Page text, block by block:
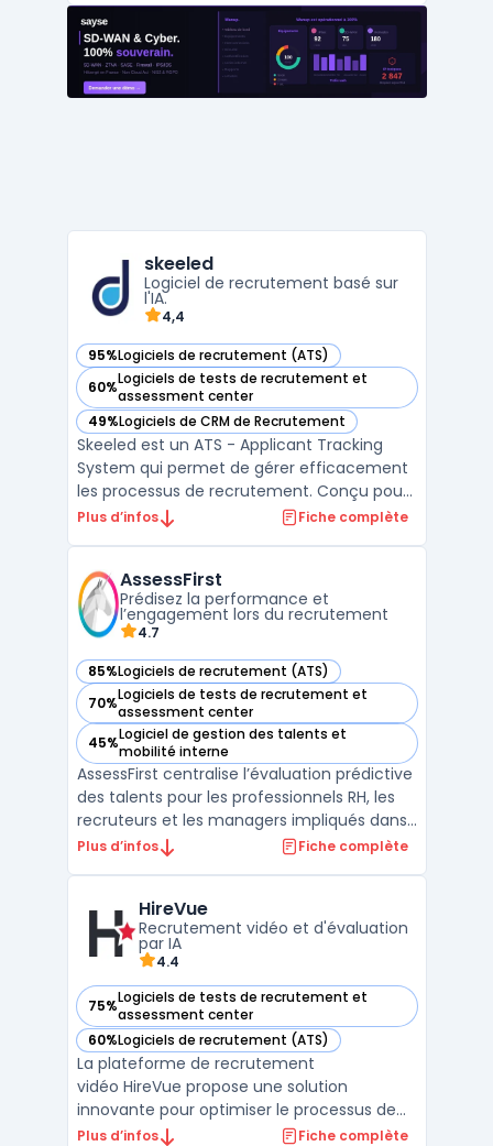
logiciel offre une suite d'outils qui couvrent
l'ensemble du cycle de vie des employés,
de la ges ...
skeeled
Logiciel de recrutement basé sur
l'IA.
4,4
95%Logiciels de recrutement (ATS)
— voir skeeled dans cette catégorie
60%Logiciels de tests de recrutement et
assessment center
— voir skeeled dans cette catégorie
49%Logiciels de CRM de Recrutement
— voir skeeled dans cette catégorie
Skeeled est un ATS - Applicant Tracking
System qui permet de gérer efficacement
les processus de recrutement. Conçu pour
les entreprises de toutes tailles, skeeled
compétences et la gestion des
candidatures. Sa technologie d'in ...
Plus d’infos Fiche complète
AssessFirst
Prédisez la performance et
l’engagement lors du recrutement
4.7
85%Logiciels de recrutement (ATS)
— voir AssessFirst dans cette catégorie
70%Logiciels de tests de recrutement et
assessment center
— voir AssessFirst dans cette catégorie
45%Logiciel de gestion des talents et
mobilité interne
— voir AssessFirst dans cette catégorie
AssessFirst centralise l’évaluation prédictive
des talents pour les professionnels RH, les
recruteurs et les managers impliqués dans
le recrutement, la mobilité interne ou le
des données humaines, généralement à
l’origine de ...
Plus d’infos Fiche complète
HireVue
Recrutement vidéo et d'évaluation
par IA
4.4
75%Logiciels de tests de recrutement et
assessment center
— voir HireVue dans cette catégorie
60%Logiciels de recrutement (ATS)
— voir HireVue dans cette catégorie
La plateforme de recrutement
vidéo HireVue propose une solution
innovante pour optimiser le processus de
recrutement grâce aux entretiens virtuels.
Plus d’infos Fiche complète